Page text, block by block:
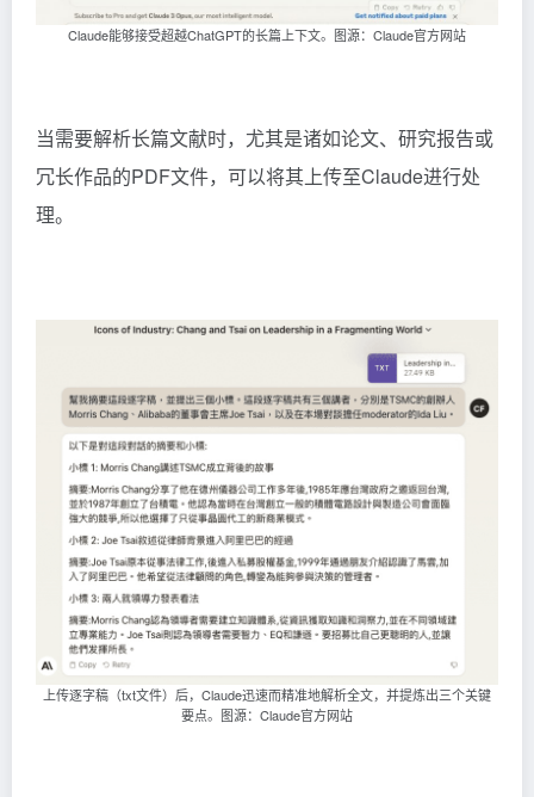
Claude能够接受超越ChatGPT的长篇上下文。图源：Claude官方网站
当需要解析长篇文献时，尤其是诸如论文、研究报告或
冗长作品的PDF文件，可以将其上传至Claude进行处
理。
上传逐字稿（txt文件）后，Claude迅速而精准地解析全文，并提炼出三个关键
要点。图源：Claude官方网站